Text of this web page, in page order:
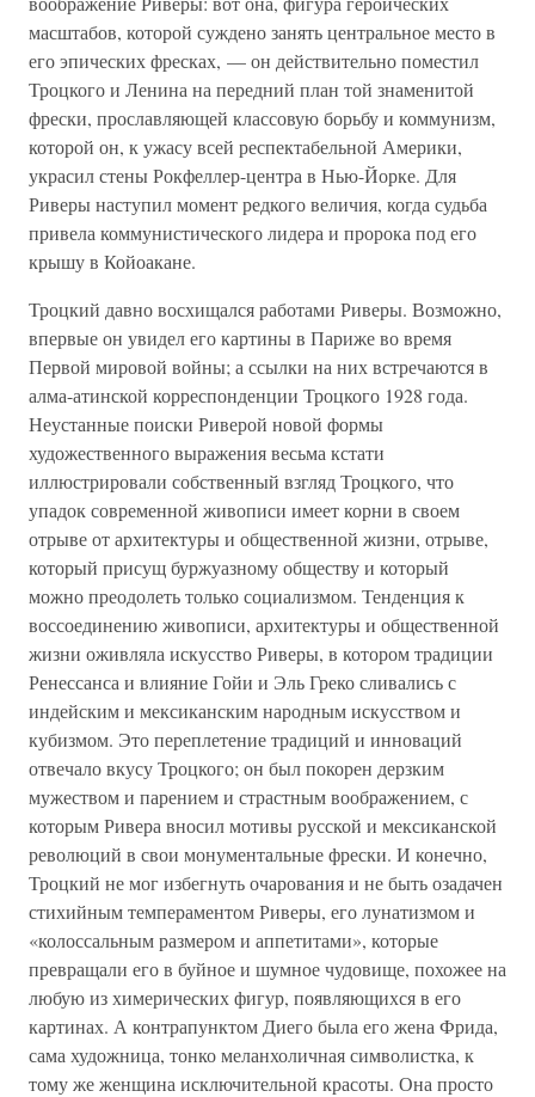
масштабов, которой суждено занять центральное место в
его эпических фресках, — он действительно поместил
Троцкого и Ленина на передний план той знаменитой
фрески, прославляющей классовую борьбу и коммунизм,
которой он, к ужасу всей респектабельной Америки,
украсил стены Рокфеллер-центра в Нью-Йорке. Для
Риверы наступил момент редкого величия, когда судьба
привела коммунистического лидера и пророка под его
крышу в Койоакане.
Троцкий давно восхищался работами Риверы. Возможно,
впервые он увидел его картины в Париже во время
Первой мировой войны; а ссылки на них встречаются в
алма-атинской корреспонденции Троцкого 1928 года.
Неустанные поиски Риверой новой формы
художественного выражения весьма кстати
иллюстрировали собственный взгляд Троцкого, что
упадок современной живописи имеет корни в своем
отрыве от архитектуры и общественной жизни, отрыве,
который присущ буржуазному обществу и который
можно преодолеть только социализмом. Тенденция к
воссоединению живописи, архитектуры и общественной
жизни оживляла искусство Риверы, в котором традиции
Ренессанса и влияние Гойи и Эль Греко сливались с
индейским и мексиканским народным искусством и
кубизмом. Это переплетение традиций и инноваций
отвечало вкусу Троцкого; он был покорен дерзким
мужеством и парением и страстным воображением, с
которым Ривера вносил мотивы русской и мексиканской
революций в свои монументальные фрески. И конечно,
Троцкий не мог избегнуть очарования и не быть озадачен
стихийным темпераментом Риверы, его лунатизмом и
«колоссальным размером и аппетитами», которые
превращали его в буйное и шумное чудовище, похожее на
любую из химерических фигур, появляющихся в его
картинах. А контрапунктом Диего была его жена Фрида,
сама художница, тонко меланхоличная символистка, к
тому же женщина исключительной красоты. Она просто